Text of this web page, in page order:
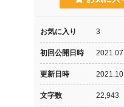
お気に入り 3
初回公開日時
更新日時
文字数 22,943